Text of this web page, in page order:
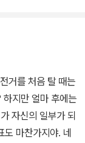
거를 처음 탈 때는
지만 얼마 후에는
자신의 일부가 되
마찬가지야. 네